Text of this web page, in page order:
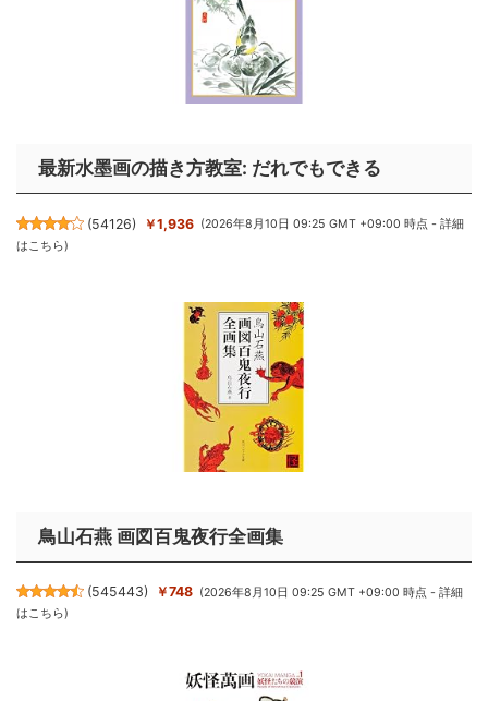
最新水墨画の描き方教室: だれでもできる
(54126) ￥1,936 (2026年8月10日 09:25 GMT +09:00 時点 -詳細
はこちら)
鳥山石燕 画図百鬼夜行全画集
(545443) ￥748 (2026年8月10日 09:25 GMT +09:00 時点 -詳細
はこちら)